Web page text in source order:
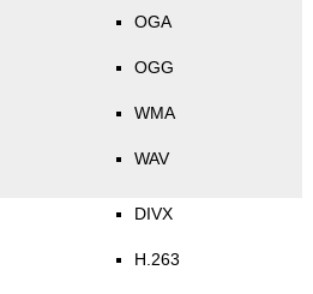
OGA
OGG
WMA
WAV
DIVX
H.263